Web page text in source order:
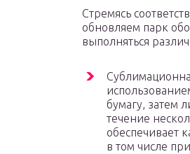
Стремясь
обновляем парк
выполняться
бумагу, затем
течение
обеспечивает
в том числе